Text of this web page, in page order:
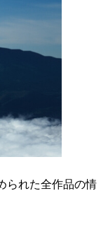
られた全作品の情